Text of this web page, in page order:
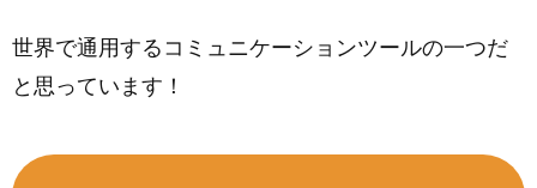
世界で通用するコミュニケーションツールの一つだ
と思っています！